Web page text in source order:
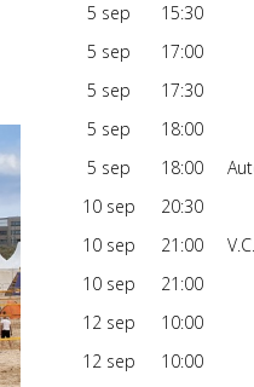
5 sep
15:30
5 sep
17:00
5 sep
17:30
5 sep
18:00
5 sep
18:00
10 sep
20:30
10 sep
21:00
10 sep
21:00
12 sep
10:00
12 sep
10:00